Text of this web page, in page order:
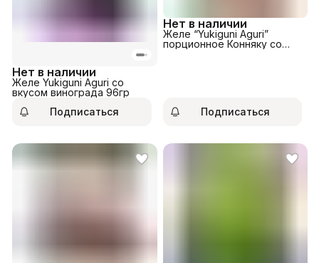
Нет в наличии
Желе Yukiguni Aguri со
вкусом винограда 96гр
Подписаться
Нет в наличии
Желе “Yukiguni Aguri”
порционное Конняку со
Подписаться